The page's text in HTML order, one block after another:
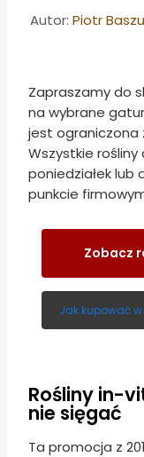
Informacje o
Autor: Piotr
Zapraszamy do
na wybrane
jest ograniczona
Wszystkie rośliny
poniedziałek lub
punkcie
Zobacz
Jak kupować w
Rośliny in-
nie sięgać
Ta promocja z